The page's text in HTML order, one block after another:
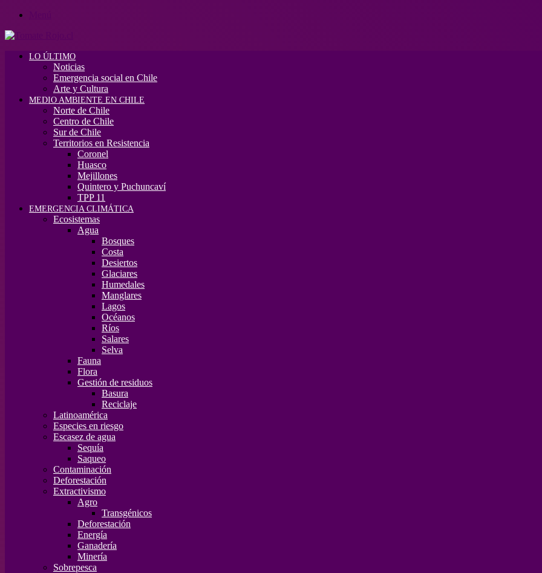
LO ÚLTIMO
Noticias
Emergencia social en Chile
Arte y Cultura
MEDIO AMBIENTE EN CHILE
Norte de Chile
Centro de Chile
Sur de Chile
Territorios en Resistencia
Coronel
Huasco
Mejillones
Quintero y Puchuncaví
TPP 11
EMERGENCIA CLIMÁTICA
Ecosistemas
Agua
Bosques
Costa
Desiertos
Glaciares
Humedales
Manglares
Lagos
Océanos
Ríos
Salares
Selva
Fauna
Flora
Gestión de residuos
Basura
Reciclaje
Latinoamérica
Especies en riesgo
Escasez de agua
Sequía
Saqueo
Contaminación
Deforestación
Extractivismo
Agro
Transgénicos
Deforestación
Energía
Ganadería
Minería
Sobrepesca